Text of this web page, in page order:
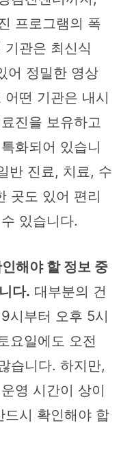
프로그램의 폭
관은 최신식
어 정밀한 영상
떤 기관은 내시
진을 보유하고
화되어 있습니
반 진료, 치료, 수
곳도 있어 편리
있습니다.
해야 할 정보 중
다. 대부분의 건
시부터 오후 5시
요일에도 오전
습니다. 하지만,
영 시간이 상이
드시 확인해야 합